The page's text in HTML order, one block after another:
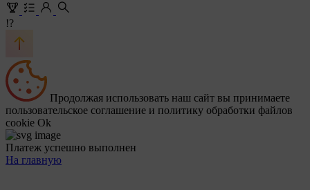
!?
Продолжая использовать наш сайт вы принимаете
пользовательское соглашение и политику обработки файлов
cookie Ok
Платеж успешно выполнен
На главную